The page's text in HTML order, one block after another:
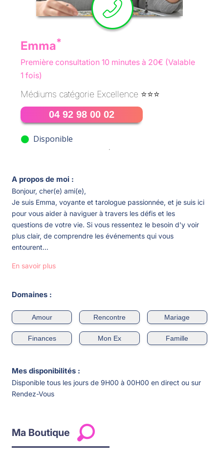
Emma*
Première consultation 10 minutes à 20€ (Valable
1 fois)
Médiums catégorie Excellence ⭐️⭐️⭐️
04 92 98 00 02
Disponible
A propos de moi :
Bonjour, cher(e) ami(e),
Je suis Emma, voyante et tarologue passionnée, et je suis ici
pour vous aider à naviguer à travers les défis et les
questions de votre vie. Si vous ressentez le besoin d'y voir
plus clair, de comprendre les événements qui vous
entourent...
En savoir plus
Domaines :
Amour Rencontre Mariage
Finances Mon Ex Famille
Mes disponibilités :
Disponible tous les jours de 9H00 à 00H00 en direct ou sur
Rendez-Vous
Ma Boutique